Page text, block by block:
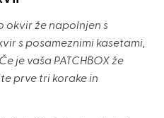
okvir že napolnjen s
s posameznimi kasetami,
je vaša PATCHBOX že
prve tri korake in